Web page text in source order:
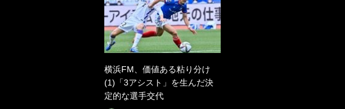
横浜FM、価値ある粘り分け
(1)「3アシスト」を生んだ決
定的な選手交代